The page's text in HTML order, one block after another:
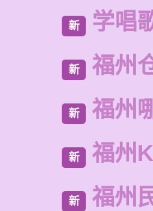
新 学唱
新 福州
新 福州
新 福州
新 福州